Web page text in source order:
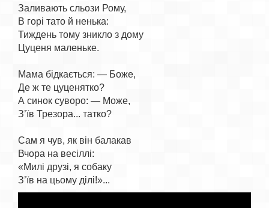
Заливають сльози Рому,
В горі тато й ненька:
Тиждень тому зникло з дому
Цуценя маленьке.
Мама бідкається: — Боже,
Де ж те цуценятко?
А синок суворо: — Може,
З’їв Трезора... татко?
Сам я чув, як він балакав
Вчора на весіллі:
«Милі друзі, я собаку